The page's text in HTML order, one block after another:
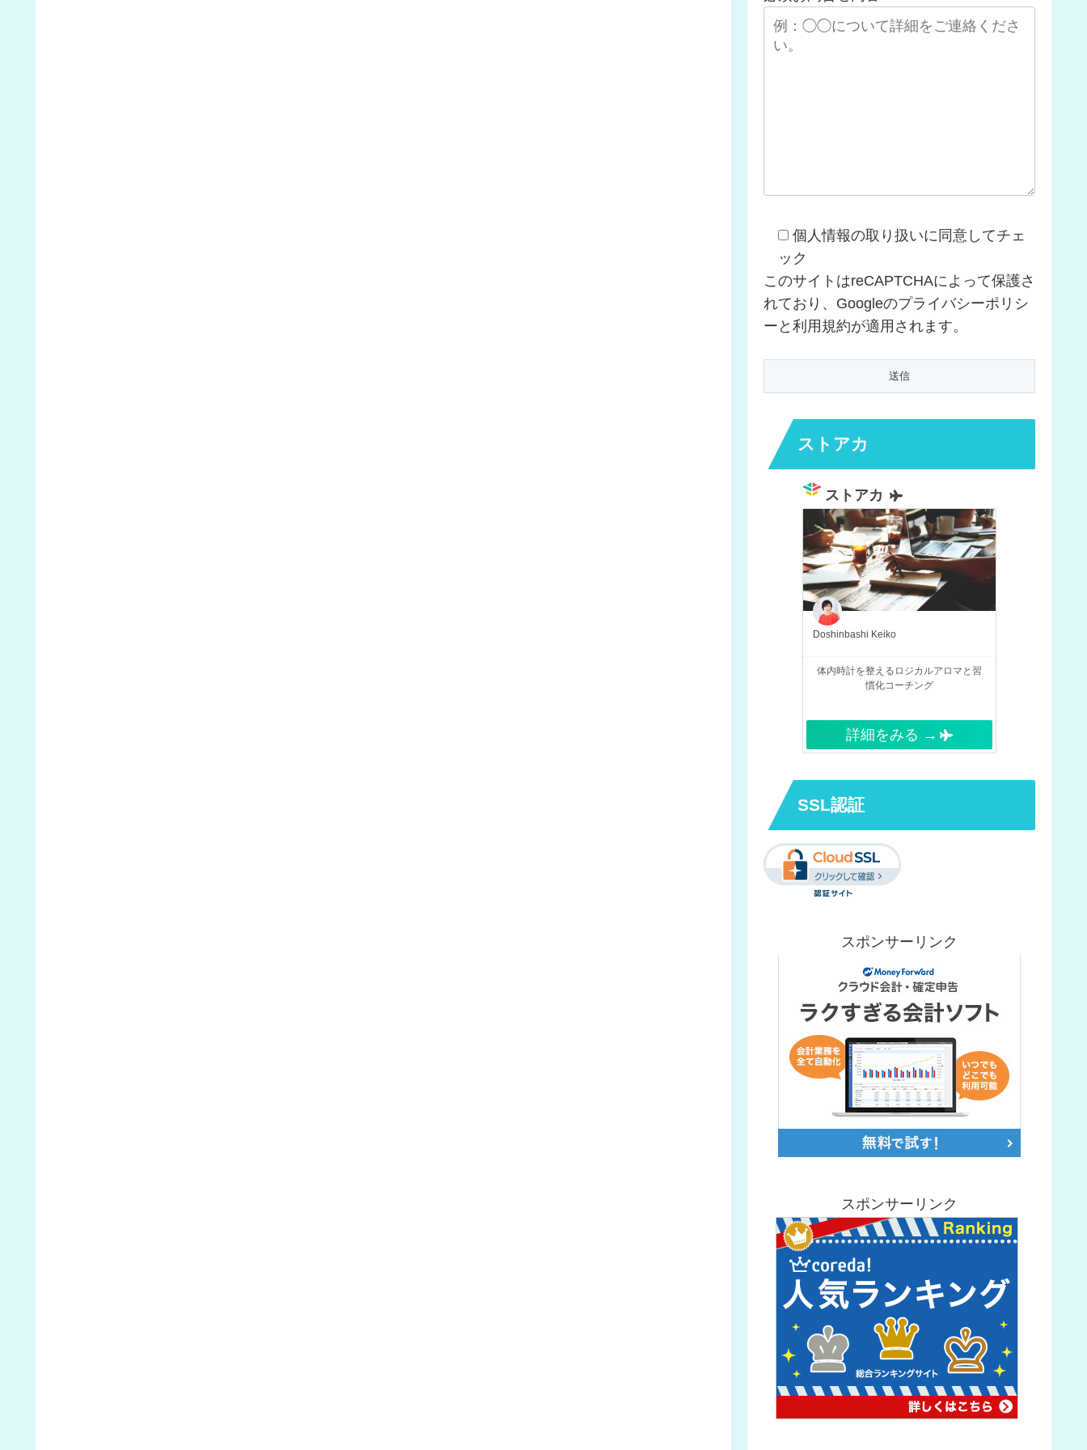
個人情報の取り扱いに同意してチェ
ック
このサイトはreCAPTCHAによって保護さ
れており、Googleのプライバシーポリシ
ーと利用規約が適用されます。
ストアカ
ストアカ
Doshinbashi Keiko
体内時計を整えるロジカルアロマと習
慣化コーチング
詳細をみる →
SSL認証
スポンサーリンク
スポンサーリンク